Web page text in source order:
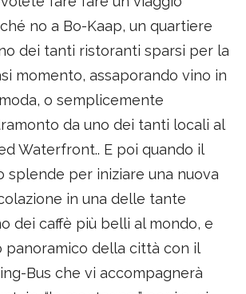
no a Bo-Kaap, un quartiere
dei tanti ristoranti sparsi per la
momento, assaporando vino in
o semplicemente
da uno dei tanti locali al
Waterfront.. E poi quando il
splende per iniziare una nuova
in una delle tante
dei caffè più belli al mondo, e
panoramico della città con il
Bus che vi accompagnerà